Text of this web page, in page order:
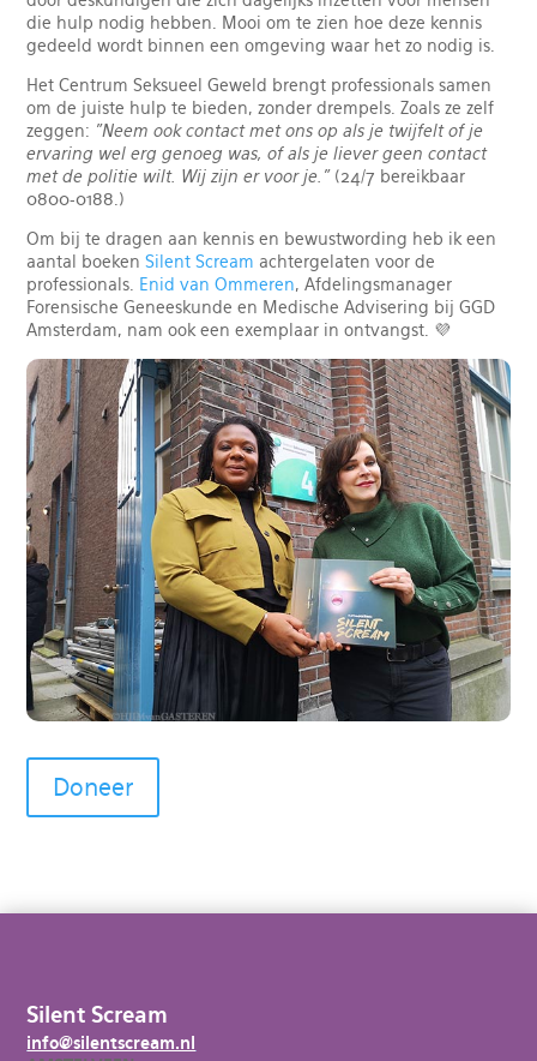
die hulp nodig hebben. Mooi om te zien hoe deze kennis
gedeeld wordt binnen een omgeving waar het zo nodig is.
Het Centrum Seksueel Geweld brengt professionals samen
om de juiste hulp te bieden, zonder drempels. Zoals ze zelf
zeggen: "Neem ook contact met ons op als je twijfelt of je
ervaring wel erg genoeg was, of als je liever geen contact
met de politie wilt. Wij zijn er voor je." (24/7 bereikbaar
0800-0188.)
Om bij te dragen aan kennis en bewustwording heb ik een
aantal boekenSilent Scream achtergelaten voor de
professionals. Enid van Ommeren, Afdelingsmanager
Forensische Geneeskunde en Medische Advisering bij GGD
Amsterdam, nam ook een exemplaar in ontvangst. 💜
Doneer
Silent Scream
info@silentscream.nl